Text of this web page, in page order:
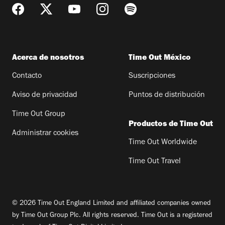
Acerca de nosotros
Contacto
Aviso de privacidad
Time Out Group
Administrar cookies
Time Out México
Suscripciones
Puntos de distribución
Productos de Time Out
Time Out Worldwide
Time Out Travel
© 2026 Time Out England Limited and affiliated companies owned
by Time Out Group Plc. All rights reserved. Time Out is a registered